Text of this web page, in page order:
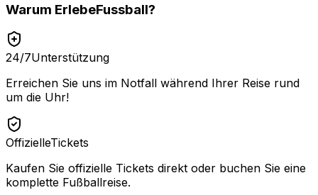
Warum ErlebeFussball?
24/7Unterstützung
Erreichen Sie uns im Notfall während Ihrer Reise rund
um die Uhr!
OffizielleTickets
Kaufen Sie offizielle Tickets direkt oder buchen Sie eine
komplette Fußballreise.